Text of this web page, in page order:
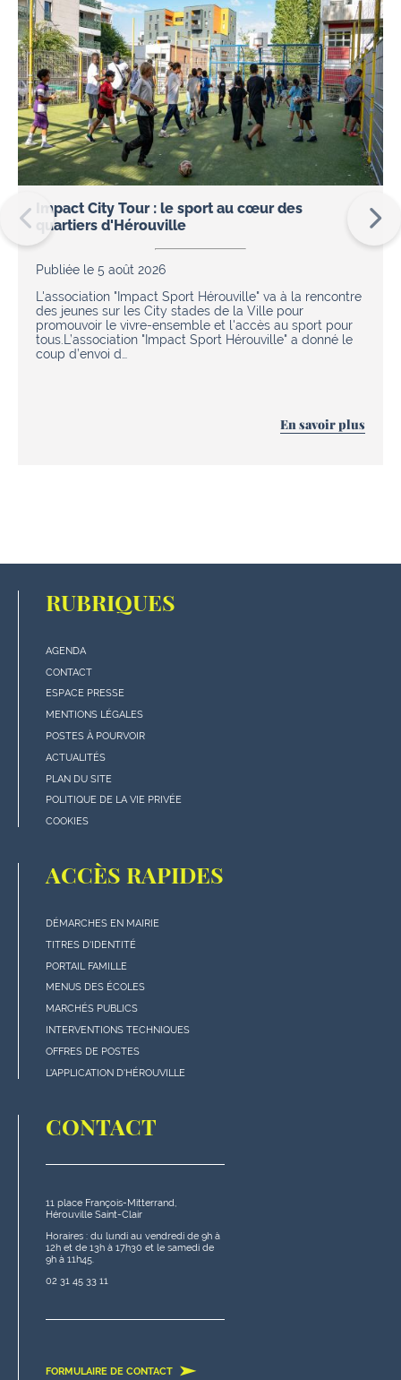
Impact City Tour : le sport au cœur des
quartiers d'Hérouville
Publiée le 5 août 2026
L'association "Impact Sport Hérouville" va à la rencontre
des jeunes sur les City stades de la Ville pour
promouvoir le vivre-ensemble et l'accès au sport pour
tous.L’association "Impact Sport Hérouville" a donné le
coup d’envoi d…
En savoir plus
RUBRIQUES
Menu
"rubriques"
en
bas
de
page
AGENDA
CONTACT
ESPACE PRESSE
MENTIONS LÉGALES
POSTES À POURVOIR
ACTUALITÉS
PLAN DU SITE
POLITIQUE DE LA VIE PRIVÉE
COOKIES
ACCÈS RAPIDES
Menu
"Accès
rapides"
en
bas
de
page
DÉMARCHES EN MAIRIE
TITRES D'IDENTITÉ
PORTAIL FAMILLE
MENUS DES ÉCOLES
MARCHÉS PUBLICS
INTERVENTIONS TECHNIQUES
OFFRES DE POSTES
L'APPLICATION D'HÉROUVILLE
CONTACT
11 place François-Mitterrand,
Hérouville Saint-Clair
Horaires : du lundi au vendredi de 9h à
12h et de 13h à 17h30 et le samedi de
9h à 11h45.
02 31 45 33 11
FORMULAIRE DE CONTACT